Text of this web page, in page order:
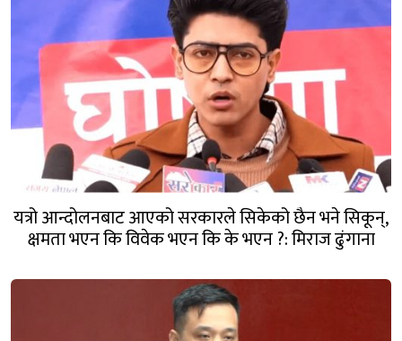
यत्रो आन्दोलनबाट आएको सरकारले सिकेको छैन भने सिकून्,
क्षमता भएन कि विवेक भएन कि के भएन ?: मिराज ढुंगाना